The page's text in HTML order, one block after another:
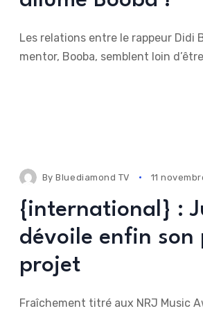
Les relations entre le rappeur Didi
mentor, Booba, semblent loin d’être
ByBluediamond TV 11
{international} :
dévoile enfin son
projet
Fraîchement titré aux NRJ Music